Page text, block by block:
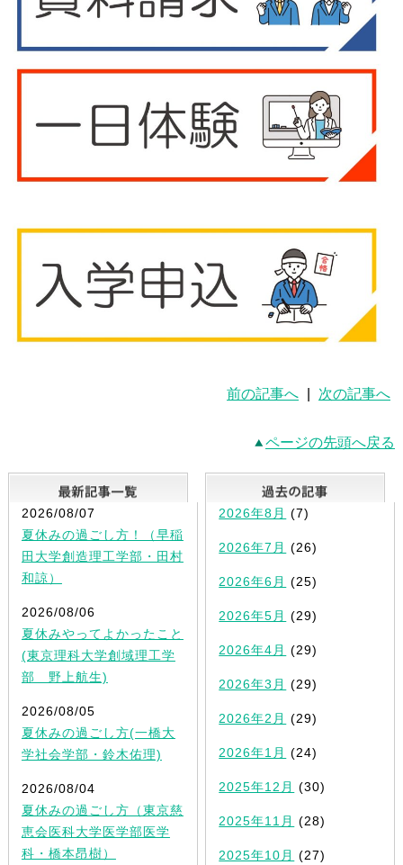
前の記事へ 次の記事へ
ページの先頭へ戻る
最新記事一覧
2026/08/07
夏休みの過ごし方！（早稲
田大学創造理工学部・田村
和諒）
2026/08/06
夏休みやってよかったこと
(東京理科大学創域理工学
部 野上航生)
2026/08/05
夏休みの過ごし方(一橋大
学社会学部・鈴木佑理)
2026/08/04
夏休みの過ごし方（東京慈
恵会医科大学医学部医学
科・橋本昂樹）
2026年8月 (7)
2026年7月 (26)
2026年6月 (25)
2026年5月 (29)
2026年4月 (29)
2026年3月 (29)
2026年2月 (29)
2026年1月 (24)
2025年12月 (30)
2025年11月 (28)
2025年10月 (27)